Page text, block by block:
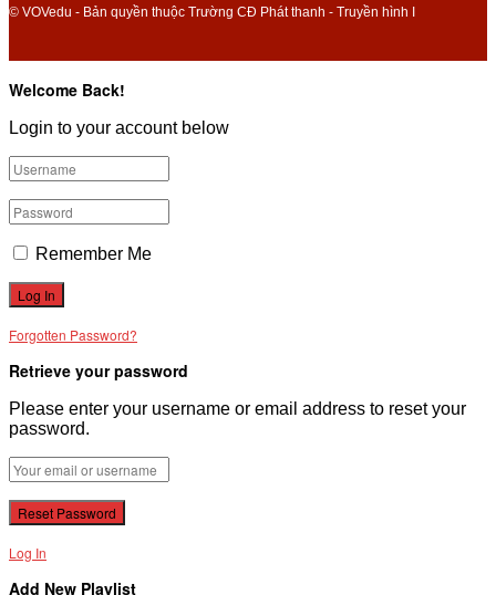
© VOVedu - Bản quyền thuộc Trường CĐ Phát thanh - Truyền hình I
Welcome Back!
Login to your account below
Remember Me
Forgotten Password?
Retrieve your password
Please enter your username or email address to reset your
password.
Log In
Add New Playlist